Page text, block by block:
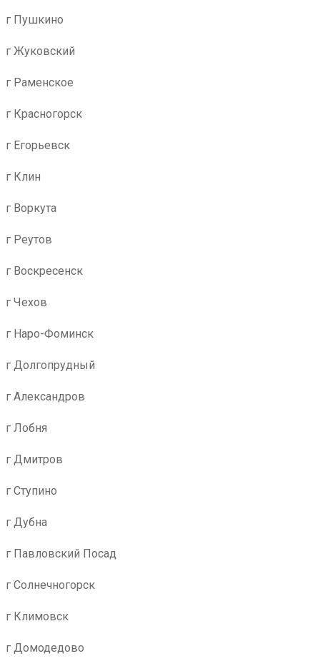
г Пушкино
г Жуковский
г Раменское
г Красногорск
г Егорьевск
г Клин
г Воркута
г Реутов
г Воскресенск
г Чехов
г Наро-Фоминск
г Долгопрудный
г Александров
г Лобня
г Дмитров
г Ступино
г Дубна
г Павловский Посад
г Солнечногорск
г Климовск
г Домодедово